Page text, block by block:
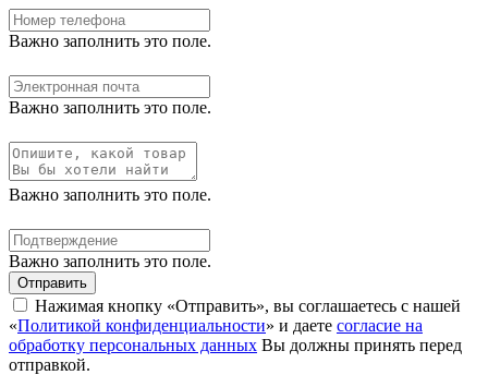
Важно заполнить это поле.
Важно заполнить это поле.
Важно заполнить это поле.
Важно заполнить это поле.
Отправить
Нажимая кнопку «Отправить», вы соглашаетесь с нашей
«Политикой конфиденциальности» и даете согласие на
обработку персональных данных Вы должны принять перед
отправкой.